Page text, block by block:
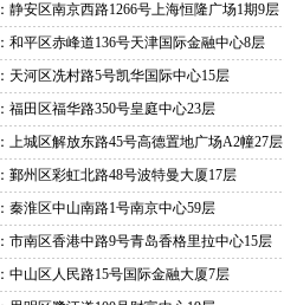
：静安区南京西路1266号上海恒隆广场1期9层
：和平区赤峰道136号天津国际金融中心8层
：天河区冼村路5号凯华国际中心15层
：福田区福华路350号皇庭中心23层
：上城区解放东路45号高德置地广场A2幢27层
：鄞州区彩虹北路48号波特曼大厦17层
：秦淮区中山南路1号南京中心59层
：市南区香港中路9号青岛香格里拉中心15层
：中山区人民路15号国际金融大厦7层